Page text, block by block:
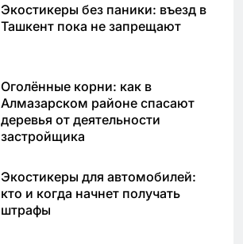
Экостикеры без паники: въезд в
Ташкент пока не запрещают
Оголённые корни: как в
Алмазарском районе спасают
деревья от деятельности
застройщика
Экостикеры для автомобилей:
кто и когда начнет получать
штрафы